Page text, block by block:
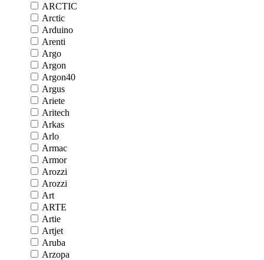
ARCTIC
Arctic
Arduino
Arenti
Argo
Argon
Argon40
Argus
Ariete
Aritech
Arkas
Arlo
Armac
Armor
Arozzi
Arozzi
Art
ARTE
Artie
Artjet
Aruba
Arzopa